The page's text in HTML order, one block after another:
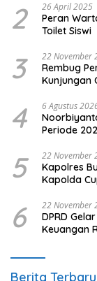
2 26 April 2025
Peran
Toilet Siswi
3 22 November
Rembug
Kunjungan
4 6 Agustus
Periode
5 22 November
Kapolres
Kapolda
6 22 November
DPRD
Keuangan
Berita Terbaru